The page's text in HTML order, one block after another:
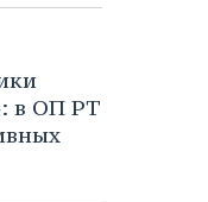
в ОП РТ